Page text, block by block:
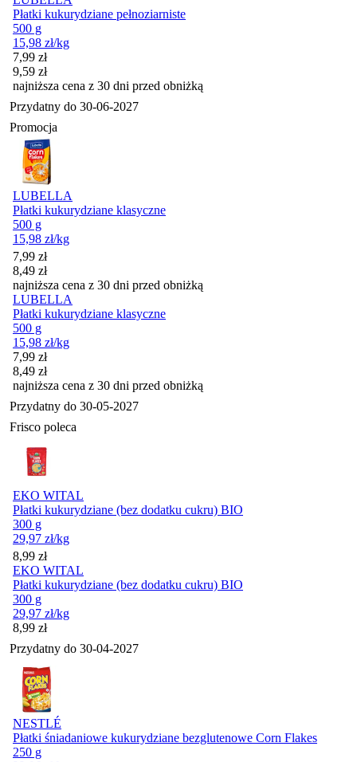
Płatki kukurydziane pełnoziarniste
500 g
15,98 zł/kg
Cena promocyjna
7,99 zł
9,59 zł
najniższa cena z 30 dni przed obniżką
Przydatny do 30-06-2027
Promocja
LUBELLA
Płatki kukurydziane klasyczne
500 g
15,98 zł/kg
Cena promocyjna
7,99 zł
8,49 zł
najniższa cena z 30 dni przed obniżką
LUBELLA
Płatki kukurydziane klasyczne
500 g
15,98 zł/kg
Cena promocyjna
7,99 zł
8,49 zł
najniższa cena z 30 dni przed obniżką
Przydatny do 30-05-2027
Frisco poleca
EKO WITAL
Płatki kukurydziane (bez dodatku cukru) BIO
300 g
29,97 zł/kg
Cena
8,99 zł
EKO WITAL
Płatki kukurydziane (bez dodatku cukru) BIO
300 g
29,97 zł/kg
Cena
8,99 zł
Przydatny do 30-04-2027
NESTLÉ
Płatki śniadaniowe kukurydziane bezglutenowe Corn Flakes
250 g